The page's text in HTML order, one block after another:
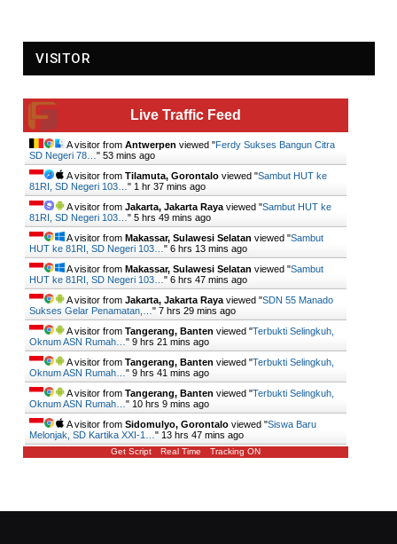
VISITOR
Live Traffic Feed
A visitor from Antwerpen viewed "Ferdy Sukses Bangun Citra
SD Negeri 78… " 53 mins ago
A visitor from Tilamuta, Gorontalo viewed "Sambut HUT ke
81RI, SD Negeri 103… " 1 hr 37 mins ago
A visitor from Jakarta, Jakarta Raya viewed "Sambut HUT ke
81RI, SD Negeri 103… " 5 hrs 49 mins ago
A visitor from Makassar, Sulawesi Selatan viewed "Sambut
HUT ke 81RI, SD Negeri 103… " 6 hrs 13 mins ago
A visitor from Makassar, Sulawesi Selatan viewed "Sambut
HUT ke 81RI, SD Negeri 103… " 6 hrs 47 mins ago
A visitor from Jakarta, Jakarta Raya viewed "SDN 55 Manado
Sukses Gelar Penamatan,… " 7 hrs 29 mins ago
A visitor from Tangerang, Banten viewed "Terbukti Selingkuh,
Oknum ASN Rumah… " 9 hrs 21 mins ago
A visitor from Tangerang, Banten viewed "Terbukti Selingkuh,
Oknum ASN Rumah… " 9 hrs 41 mins ago
A visitor from Tangerang, Banten viewed "Terbukti Selingkuh,
Oknum ASN Rumah… " 10 hrs 9 mins ago
A visitor from Sidomulyo, Gorontalo viewed "Siswa Baru
Melonjak, SD Kartika XXI-1… " 13 hrs 47 mins ago
Get Script Real Time Tracking ON